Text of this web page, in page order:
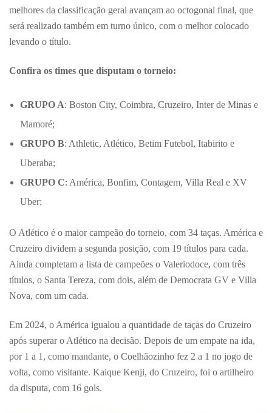
melhores da classificação geral avançam ao octogonal final, que
será realizado também em turno único, com o melhor colocado
levando o título.
Confira os times que disputam o torneio:
GRUPO A: Boston City, Coimbra, Cruzeiro, Inter de Minas e
Mamoré;
GRUPO B: Athletic, Atlético, Betim Futebol, Itabirito e
Uberaba;
GRUPO C: América, Bonfim, Contagem, Villa Real e XV
Uber;
O Atlético é o maior campeão do torneio, com 34 taças. América e
Cruzeiro dividem a segunda posição, com 19 títulos para cada.
Ainda completam a lista de campeões o Valeriodoce, com três
títulos, o Santa Tereza, com dois, além de Democrata GV e Villa
Nova, com um cada.
Em 2024, o América igualou a quantidade de taças do Cruzeiro
após superar o Atlético na decisão. Depois de um empate na ida,
por 1 a 1, como mandante, o Coelhãozinho fez 2 a 1 no jogo de
volta, como visitante. Kaique Kenji, do Cruzeiro, foi o artilheiro
da disputa, com 16 gols.